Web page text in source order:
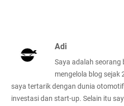
Adi
Saya adalah seorang
mengelola blog sejak
saya tertarik dengan dunia
investasi dan start-up. Selain itu